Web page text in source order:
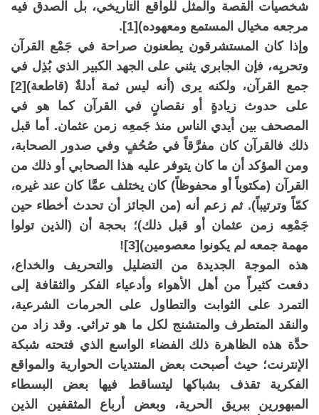
شخصيات القصة والمثل للواقع التاريخي، بل الصدق فيه
مرجعه مخيال المستمع ومعهوده)[1].
وإذا كان المستشرقون يطعنون صراحة في جَمْع القرآن
وتحريِه، فإن الجابري يثني على الجهد الكبير الذي بُذِل في
جمع القرآن، ولكنه يرى (أنه ليس ثمة أدلةٌ (قاطعة)[2]
على حدوث زيادةٍ أو نقصانٍ في القرآن كما هو في
المصحف بين أيدي الناس منذ جَمعِه زمن عثمان. أما قبل
ذلك فالقرآن كان مفرَّقاً في صُحُفٍ وفي صدور الصحابة،
ومن المؤكد أن ما كان يتوفر عليه هذا الصحابي أو ذلك من
القرآن (مكتوباً أو محفوظاً) كان يختلف عمَّا كان عند غيره،
كمّاً وترتيباً). ثم زعم أنه (من الجائز أن تحدث أخطاء حين
جَمْعِه زمن عثمان أو قبل ذلك)؛ بحجة أن (الذين تولوا
مهمة جمعه لم يكونوا معصومين)[3]!
هذه الموجة الجديدة من التضليل والتحريف والخداع،
دفعت كثيراً من أهل الأهواء وأدعياء الفكر والثقافة إلى
التمرد على الثوابت والتطاول على الحرمات الشرعية،
والنقد المتطرف والمتشنج لكل ما هو تراثي. وقد زاد من
حدَّة هذه الظاهرة ذلك الفضاء الواسع الذي فتحته شبكة
الإنترنت؛ حيث أصبحت بعض المنتديات الحوارية والمواقع
الفكرية تقذف بشباكها ليتساقط فيها بعض البسطاء
المبهورين ببريق الحرية، وبعض أرباع المثقفين الذين